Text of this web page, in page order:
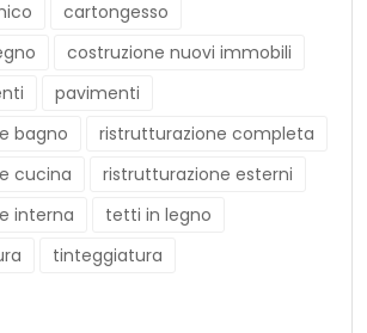
cartongesso
costruzione nuovi immobili
pavimenti
bagno
ristrutturazione completa
cucina
ristrutturazione esterni
interna
tetti in legno
tinteggiatura